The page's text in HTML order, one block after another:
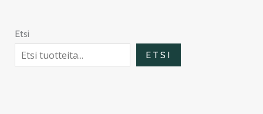
Etsi
ETSI